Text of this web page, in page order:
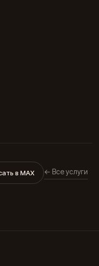
в MAX ← Все услуги